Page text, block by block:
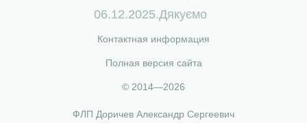
06.12.2025.Дякуємо
Контактная информация
Полная версия сайта
© 2014—2026
ФЛП Доричев Александр Сергеевич